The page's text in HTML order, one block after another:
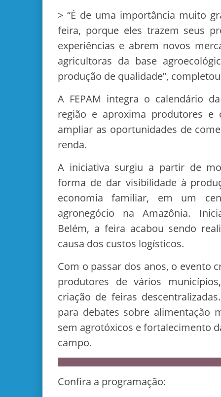
> “É de uma importância muito
feira, porque eles trazem seus
experiências e abrem novos
agricultoras da base
produção de qualidade”,
A FEPAM integra o calendário
região e aproxima produtores e
ampliar as oportunidades de
renda.
A iniciativa surgiu a partir de
forma de dar visibilidade à
economia familiar, em um
agronegócio na Amazônia.
Belém, a feira acabou sendo
causa dos custos logísticos.
Com o passar dos anos, o evento
produtores de vários
criação de feiras
para debates sobre alimentação
sem agrotóxicos e fortalecimento
campo.
Confira a programação: